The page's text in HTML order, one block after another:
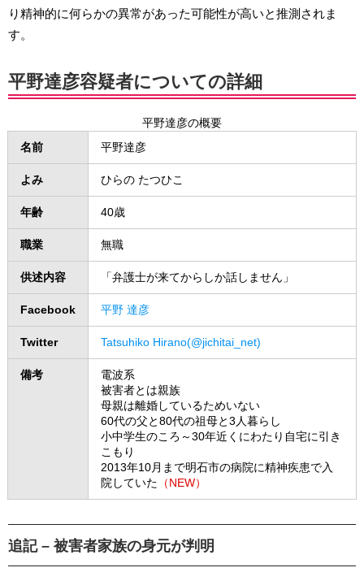
り精神的に何らかの異常があった可能性が高いと推測されま
す。
平野達彦容疑者についての詳細
平野達彦の概要
名前
平野達彦
よみ ひらの たつひこ
年齢 40歳
職業 無職
供述内容 「弁護士が来てからしか話しません」
Facebook 平野 達彦
Twitter Tatsuhiko Hirano(@jichitai_net)
備考
電波系
被害者とは親族
母親は離婚しているためいない
60代の父と80代の祖母と3人暮らし
小中学生のころ～30年近くにわたり自宅に引き
こもり
2013年10月まで明石市の病院に精神疾患で入
院していた （NEW）
追記 – 被害者家族の身元が判明